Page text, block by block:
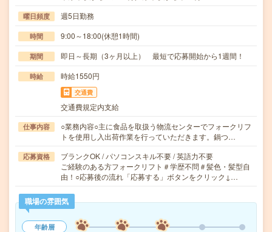
曜日頻度 週5日勤務
時間 9:00～18:00(休憩1時間)
期間 即日～長期（3ヶ月以上） 最短で応募開始から1週間！
時給 時給1550円
交通費
交通費規定内支給
仕事内容
○業務内容○主に食品を取扱う物流センターでフォークリフ
トを使用し入出荷作業を行っていただきます。鍋つ…
応募資格
ブランクOK / パソコンスキル不要 / 英語力不要
ご経験のある方フォークリフト＃学歴不問＃髪色・髪型自
由！○応募後の流れ「応募する」ボタンをクリック↓…
職場の雰囲気
年齢層